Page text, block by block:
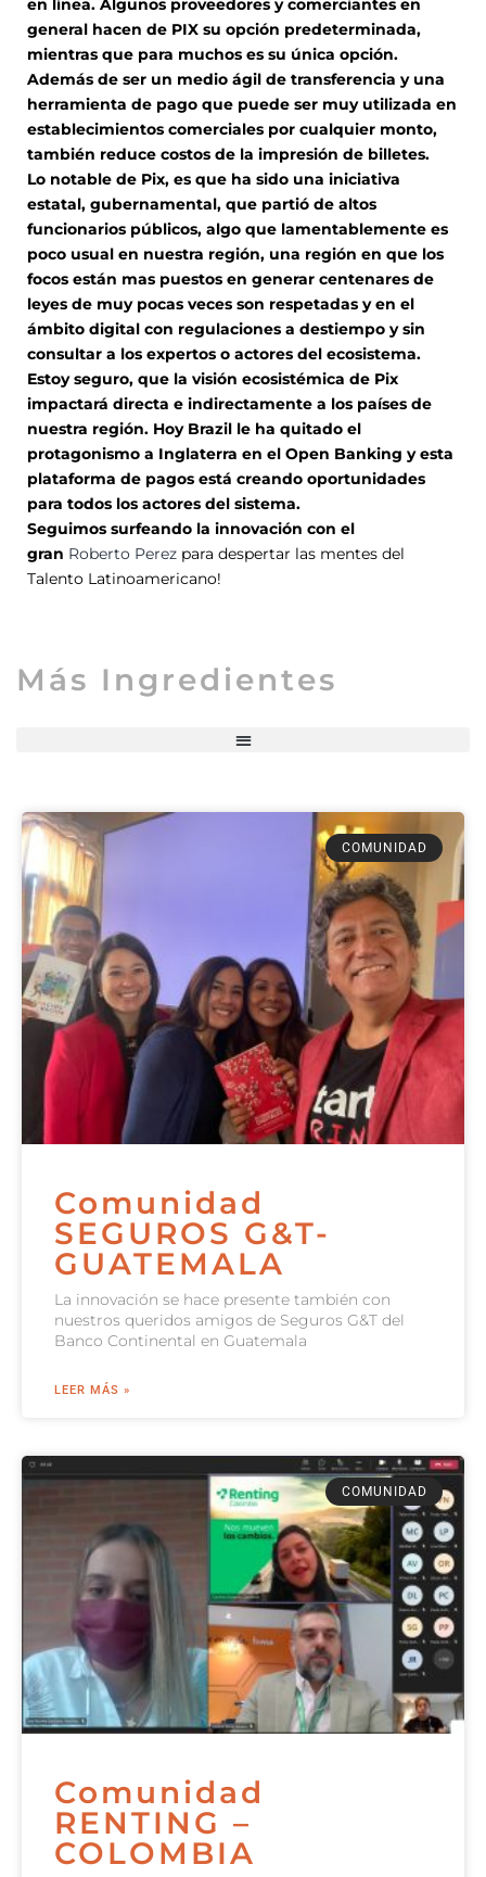
en línea. Algunos proveedores y comerciantes en
general hacen de PIX su opción predeterminada,
mientras que para muchos es su única opción.
Además de ser un medio ágil de transferencia y una
herramienta de pago que puede ser muy utilizada en
establecimientos comerciales por cualquier monto,
también reduce costos de la impresión de billetes.
Lo notable de Pix, es que ha sido una iniciativa
estatal, gubernamental, que partió de altos
funcionarios públicos, algo que lamentablemente es
poco usual en nuestra región, una región en que los
focos están mas puestos en generar centenares de
leyes de muy pocas veces son respetadas y en el
ámbito digital con regulaciones a destiempo y sin
consultar a los expertos o actores del ecosistema.
Estoy seguro, que la visión ecosistémica de Pix
impactará directa e indirectamente a los países de
nuestra región. Hoy Brazil le ha quitado el
protagonismo a Inglaterra en el Open Banking y esta
plataforma de pagos está creando oportunidades
para todos los actores del sistema.
Seguimos surfeando la innovación con el
gran Roberto Perez para despertar las mentes del
Talento Latinoamericano!
Más Ingredientes
COMUNIDAD
Comunidad
SEGUROS G&T-
GUATEMALA
La innovación se hace presente también con
nuestros queridos amigos de Seguros G&T del
Banco Continental en Guatemala
LEER MÁS »
COMUNIDAD
Comunidad
RENTING –
COLOMBIA